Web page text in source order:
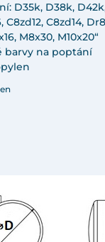
D35k, D38k,
C8zd14,
M8x30, M10x20“
barvy na poptání